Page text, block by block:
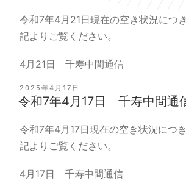
令和7年4月21日現在の空き状況につ
記よりご覧ください。
4月21日 千寿中間通信
投
稿
日:
2025年4月17日
令和7年4月17日 千寿中間通
令和7年4月17日現在の空き状況につ
記よりご覧ください。
4月17日 千寿中間通信